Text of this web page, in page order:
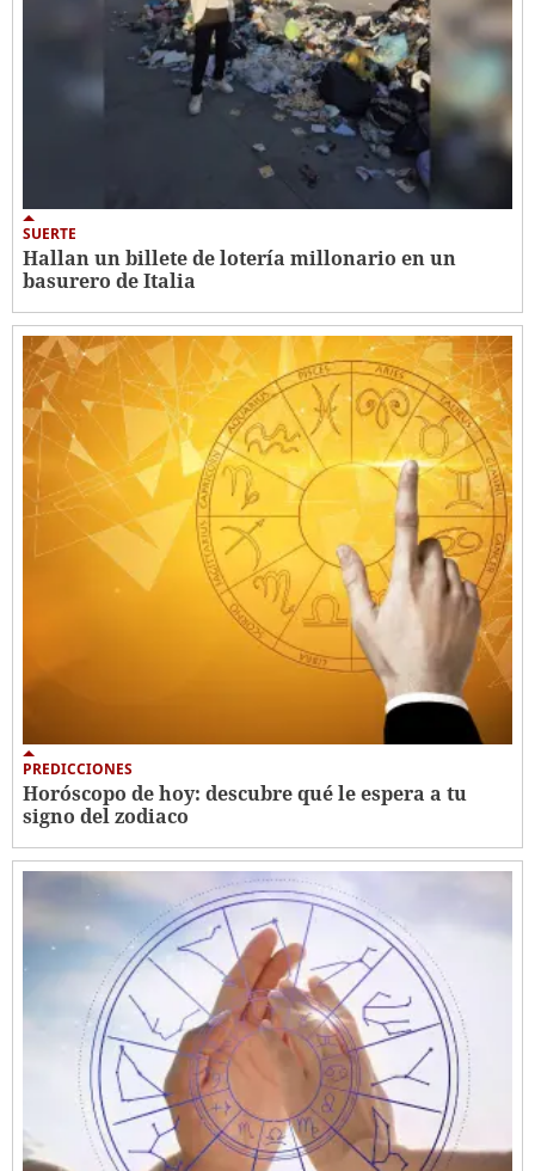
SUERTE
Hallan un billete de lotería millonario en un
basurero de Italia
PREDICCIONES
Horóscopo de hoy: descubre qué le espera a tu
signo del zodiaco